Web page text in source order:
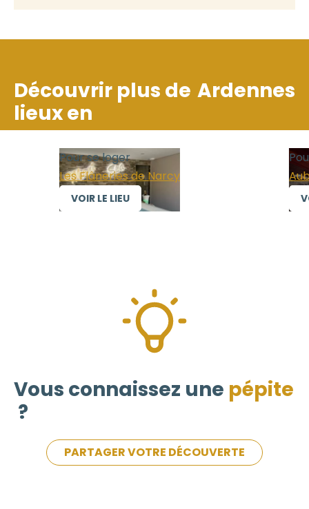
Découvrir plus de
lieux en
Ardennes
Pour se loger
Les Flâneries de Narcy
VOIR LE LIEU
Vous connaissez une pépite
?
PARTAGER VOTRE DÉCOUVERTE